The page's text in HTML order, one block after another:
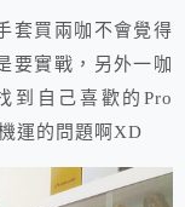
買兩咖不會覺得
要實戰，另外一咖
到自己喜歡的Pro
運的問題啊XD